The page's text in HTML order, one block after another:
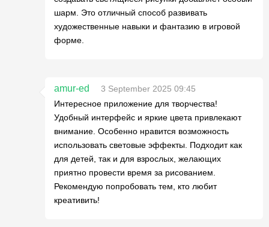
шарм. Это отличный способ развивать
художественные навыки и фантазию в игровой
форме.
amur-ed
3 September 2025 09:45
Интересное приложение для творчества!
Удобный интерфейс и яркие цвета привлекают
внимание. Особенно нравится возможность
использовать световые эффекты. Подходит как
для детей, так и для взрослых, желающих
приятно провести время за рисованием.
Рекомендую попробовать тем, кто любит
креативить!